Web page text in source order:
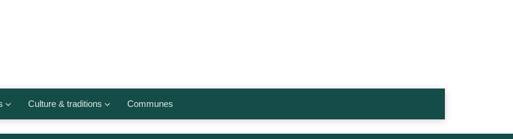
Culture & traditions
Culte et religions
Communes